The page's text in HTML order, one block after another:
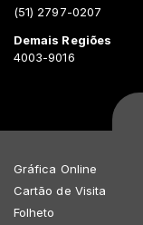
(51) 2797-0207
Demais Regiões
4003-9016
Gráfica Online
Cartão de Visita
Folheto